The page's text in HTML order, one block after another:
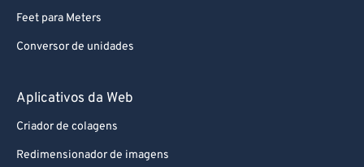
Feet para Meters
Conversor de unidades
Aplicativos da Web
Criador de colagens
Redimensionador de imagens